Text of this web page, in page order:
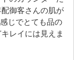
御客さんの肌が
じでとても品の
レイには見えま